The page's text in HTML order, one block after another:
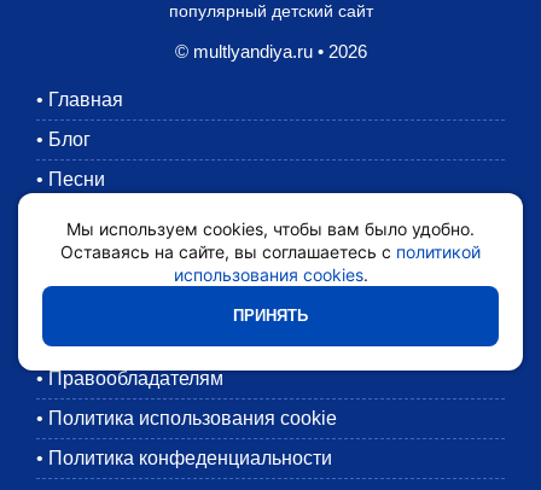
популярный детский сайт
© multlyandiya.ru • 2026
• Главная
• Блог
• Песни
Раскраски
Картинки
•
•
• Правообладателям
• Политика использования cookie
• Политика конфеденциальности
Мы используем cookies, чтобы вам было удобно.
Оставаясь на сайте, вы соглашаетесь с политикой
использования cookies.
ПРИНЯТЬ